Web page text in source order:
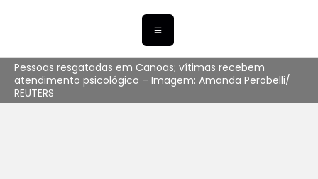
Pessoas resgatadas em Canoas; vítimas recebem
atendimento psicológico – Imagem: Amanda Perobelli/
REUTERS